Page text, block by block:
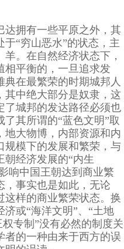
达拥有一些平原之外，其
“穷山恶水”的状态，主
。在自然经济状态下，
相平衡的，一旦追求发
典在最繁荣的时期城邦人
其中绝大部分是奴隶，这
了城邦的发达路径必须也
其所谓的“蓝色文明”取
地大物博，内部资源和内
规模下的发展和繁荣，与
经济发展的“内生
响中国王朝达到商业繁
，事实也是如此，无论
这样的商业繁荣状态。换
或“海洋文明”、“土地
专制”没有必然的制度关
者的一种由来于西方的误